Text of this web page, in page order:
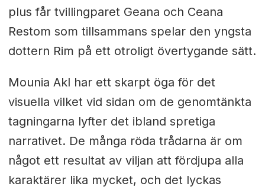
plus får tvillingparet Geana och Ceana
Restom som tillsammans spelar den yngsta
dottern Rim på ett otroligt övertygande sätt.
Mounia Akl har ett skarpt öga för det
visuella vilket vid sidan om de genomtänkta
tagningarna lyfter det ibland spretiga
narrativet. De många röda trådarna är om
något ett resultat av viljan att fördjupa alla
karaktärer lika mycket, och det lyckas